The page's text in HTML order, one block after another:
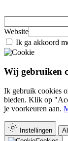
Website
Ik ga akkoord
Wij gebruiken
Ik gebruik cookies
bieden. Klik op
je voorkeuren aan.
Instellingen